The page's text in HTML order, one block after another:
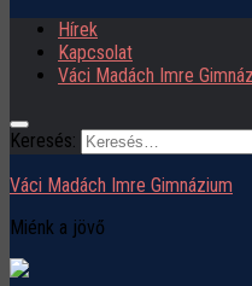
Hírek
Kapcsolat
Váci Madách Imre
Keresés:
Váci Madách Imre Gimnázium
Miénk a jövő